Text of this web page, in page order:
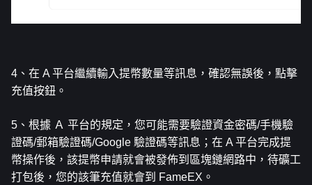
4、在 A 平台繼續輸入提幣數量等訊息，確認無誤後，點擊
充值按鈕。
5、根據 Ａ 平台的規定，您可能需要驗證資金密碼/手機驗
證碼/郵箱驗證碼/Google 驗證碼等訊息；在 A 平台完成提
幣操作後，該提幣申請就會被發佈到區塊鏈網路中，待礦工
打包後，您的該筆充值就會到 FameEX。